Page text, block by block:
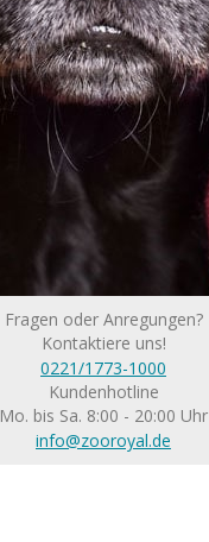
Fragen oder Anregungen?
Kontaktiere uns!
0221/1773-1000
Kundenhotline
Mo. bis Sa. 8:00 - 20:00 Uhr
info@zooroyal.de